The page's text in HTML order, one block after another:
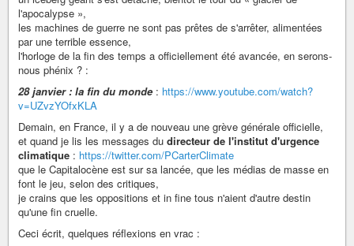
l'apocalypse »,
les machines de guerre ne sont pas prêtes de s'arrêter, alimentées
par une terrible essence,
l'horloge de la fin des temps a officiellement été avancée, en serons-
nous phénix ? :
28 janvier : la fin du monde : https://www.youtube.com/watch?
v=UZvzYOfxKLA
Demain, en France, il y a de nouveau une grève générale officielle,
et quand je lis les messages du directeur de l'institut d'urgence
climatique : https://twitter.com/PCarterClimate
que le Capitalocène est sur sa lancée, que les médias de masse en
font le jeu, selon des critiques,
je crains que les oppositions et in fine tous n'aient d'autre destin
qu'une fin cruelle.
Ceci écrit, quelques réflexions en vrac :